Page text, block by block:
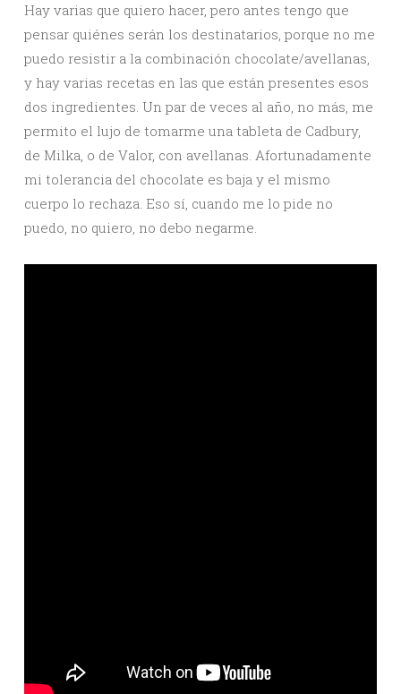
Hay varias que quiero hacer, pero antes tengo que
pensar quiénes serán los destinatarios, porque no me
puedo resistir a la combinación chocolate/avellanas,
y hay varias recetas en las que están presentes esos
dos ingredientes. Un par de veces al año, no más, me
permito el lujo de tomarme una tableta de Cadbury,
de Milka, o de Valor, con avellanas. Afortunadamente
mi tolerancia del chocolate es baja y el mismo
cuerpo lo rechaza. Eso sí, cuando me lo pide no
puedo, no quiero, no debo negarme.